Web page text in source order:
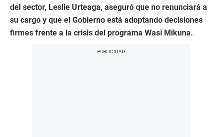
del sector, Leslie Urteaga, aseguró que no renunciará a
su cargo y que el Gobierno está adoptando decisiones
firmes frente a la crisis del programa Wasi Mikuna.